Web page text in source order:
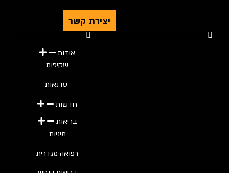
יצירת קשר
אודות
שקיפות
סדנאות
חדשות
בריאות
מיניות
רפואה מגדרית